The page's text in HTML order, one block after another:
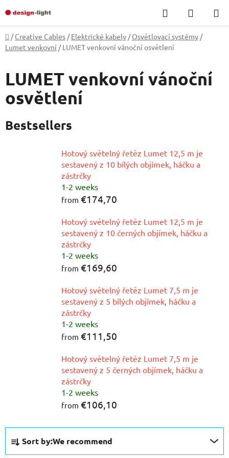
to
content
Search
CART
Home
/ Creative Cables / Elektrické kabely / Osvětlovací systémy /
Lumet venkovní / LUMET venkovní vánoční osvětlení
LUMET venkovní vánoční
osvětlení
Bestsellers
Hotový světelný řetěz Lumet 12,5 m je
sestavený z 10 bílých objímek, háčku a
zástrčky
1-2 weeks
from €174,70
Hotový světelný řetěz Lumet 12,5 m je
sestavený z 10 černých objímek, háčku a
zástrčky
1-2 weeks
from €169,60
Hotový světelný řetěz Lumet 7,5 m je
sestavený z 5 bílých objímek, háčku a
zástrčky
1-2 weeks
from €111,50
Hotový světelný řetěz Lumet 7,5 m je
sestavený z 5 černých objímek, háčku a
zástrčky
1-2 weeks
from €106,10
P
Sort by:We recommend